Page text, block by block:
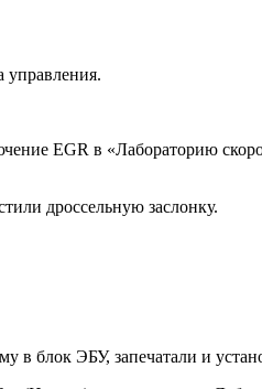
управления.
EGR в «Лабораторию
дроссельную заслонку.
в блок ЭБУ, запечатали и